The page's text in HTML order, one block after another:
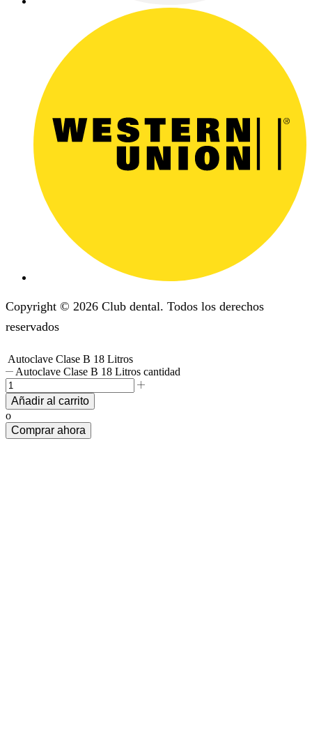
Copyright © 2026 Club dental. Todos los derechos
reservados
Autoclave Clase B 18 Litros
Autoclave Clase B 18 Litros cantidad
Añadir al carrito
o
Comprar ahora